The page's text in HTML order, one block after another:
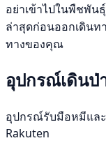
อย่าเข้าไปในพืชพัน
ล่าสุดก่อนออกเดินท
ทางของคุณ
อุปกรณ์เดินป่
อุปกรณ์รับมือหมีแล
Rakuten